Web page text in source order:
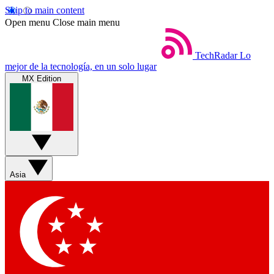
Skip to main content
Open menu Close main menu
TechRadar Lo
mejor de la tecnología, en un solo lugar
MX Edition
Asia